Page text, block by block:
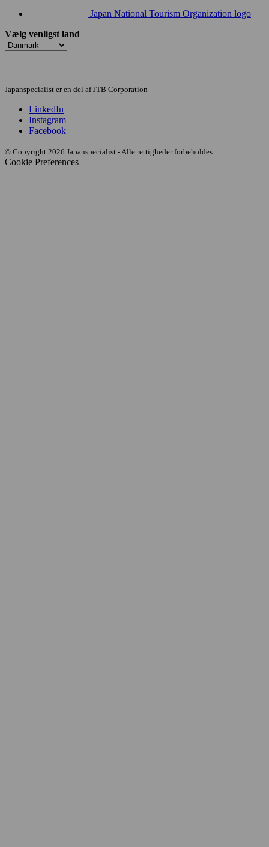
Japan National Tourism Organization logo
Vælg venligst land
Japanspecialist er en del af JTB Corporation
LinkedIn
Instagram
Facebook
© Copyright 2026 Japanspecialist - Alle rettigheder forbeholdes
Cookie Preferences